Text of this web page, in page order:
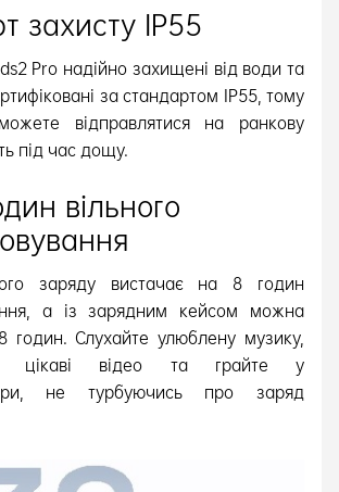
захисту IP55
Pro надійно захищені від води та
за стандартом IP55, тому
відправлятися на ранкову
під час дощу.
вільного
заряду вистачає на 8 годин
а із зарядним кейсом можна
годин. Слухайте улюблену музику,
цікаві відео та грайте у
не турбуючись про заряд